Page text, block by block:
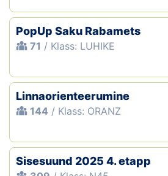
PopUp Saku Rabamets
71 / Klass: LUHIKE
Linnaorienteerumine
144 / Klass: ORANZ
Sisesuund 2025 4. etapp